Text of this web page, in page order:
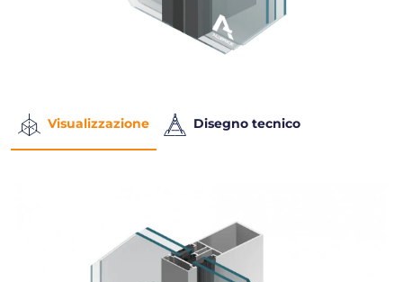
Visualizzazione Disegno tecnico